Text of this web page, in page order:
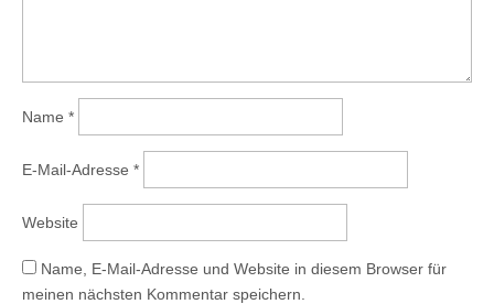
Name *
E-Mail-Adresse *
Website
Name, E-Mail-Adresse und Website in diesem Browser für
meinen nächsten Kommentar speichern.